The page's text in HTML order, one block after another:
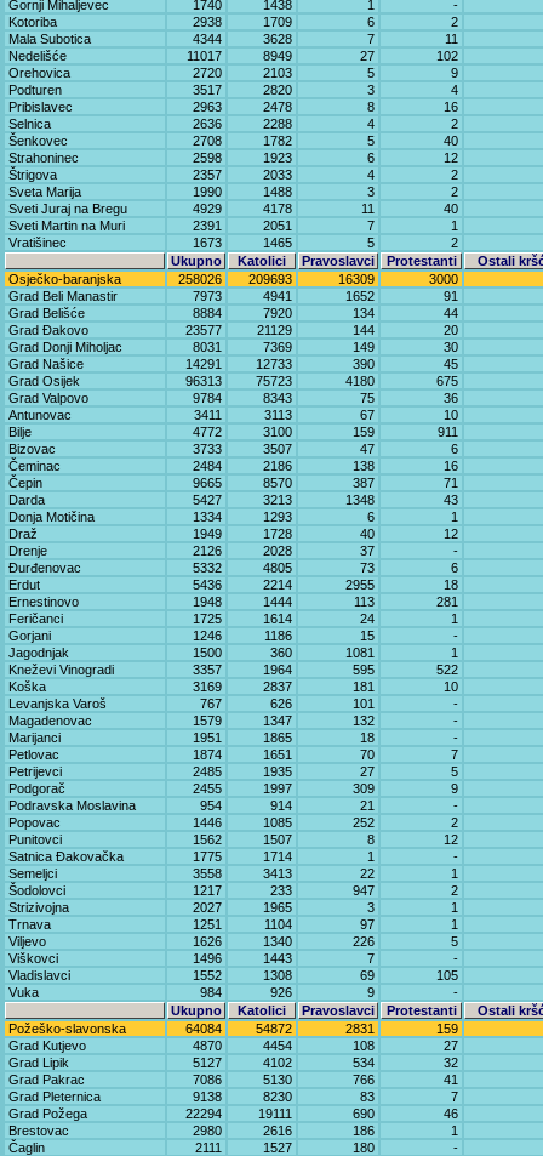
Gornji Mihaljevec 1740 1438 1
-
Kotoriba
2938 1709 6
2
Mala Subotica
4344 3628 7
11
Nedelišće
11017 8949 27
102
Orehovica
2720 2103 5
9
Podturen
3517 2820 3
4
Pribislavec
2963 2478 8
16
Selnica
2636 2288 4
2
Šenkovec
2708 1782 5
40
Strahoninec
2598 1923 6
12
Štrigova
2357 2033 4
2
Sveta Marija
1990 1488 3
2
Sveti Juraj na Bregu
4929 4178 11
40
Sveti Martin na Muri
2391 2051 7
1
Vratišinec
1673 1465 5
2
Ukupno
Katolici Pravoslavci Protestanti
Ostali
Osječko-baranjska
258026 209693 16309
3000
Grad Beli Manastir
7973 4941 1652
91
Grad Belišće
8884 7920 134
44
Grad Đakovo
23577 21129 144
20
Grad Donji Miholjac
8031 7369 149
30
Grad Našice
14291 12733 390
45
Grad Osijek
96313 75723 4180
675
Grad Valpovo
9784 8343 75
36
Antunovac
3411 3113 67
10
Bilje
4772 3100 159
911
Bizovac
3733 3507 47
6
Čeminac
2484 2186 138
16
Čepin
9665 8570 387
71
Darda
5427 3213 1348
43
Donja Motičina
1334 1293 6
1
Draž
1949 1728 40
12
Drenje
2126 2028 37
-
Đurđenovac
5332 4805 73
6
Erdut
5436 2214 2955
18
Ernestinovo
1948 1444 113
281
Feričanci
1725 1614 24
1
Gorjani
1246 1186 15
-
Jagodnjak
1500 360 1081
1
Kneževi Vinogradi
3357 1964 595
522
Koška
3169 2837 181
10
Levanjska Varoš
767 626 101
-
Magadenovac
1579 1347 132
-
Marijanci
1951 1865 18
-
Petlovac
1874 1651 70
7
Petrijevci
2485 1935 27
5
Podgorač
2455 1997 309
9
Podravska Moslavina
954 914 21
-
Popovac
1446 1085 252
2
Punitovci
1562 1507 8
12
Satnica Đakovačka
1775 1714 1
-
Semeljci
3558 3413 22
1
Šodolovci
1217 233 947
2
Strizivojna
2027 1965 3
1
Trnava
1251 1104 97
1
Viljevo
1626 1340 226
5
Viškovci
1496 1443 7
-
Vladislavci
1552 1308 69
105
Vuka
984 926 9
-
Ukupno
Katolici Pravoslavci Protestanti
Ostali
Požeško-slavonska
64084 54872 2831
159
Grad Kutjevo
4870 4454 108
27
Grad Lipik
5127 4102 534
32
Grad Pakrac
7086 5130 766
41
Grad Pleternica
9138 8230 83
7
Grad Požega
22294 19111 690
46
Brestovac
2980 2616 186
1
Čaglin
2111 1527 180
-